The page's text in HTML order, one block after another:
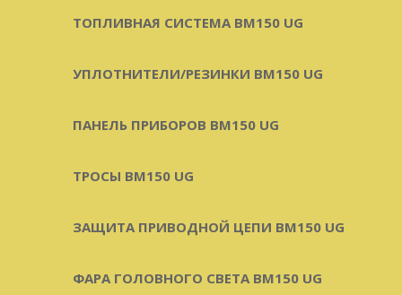
ТОПЛИВНАЯ СИСТЕМА BM150 UG
УПЛОТНИТЕЛИ/РЕЗИНКИ BM150 UG
ПАНЕЛЬ ПРИБОРОВ BM150 UG
ТРОСЫ BM150 UG
ЗАЩИТА ПРИВОДНОЙ ЦЕПИ BM150 UG
ФАРА ГОЛОВНОГО СВЕТА BM150 UG